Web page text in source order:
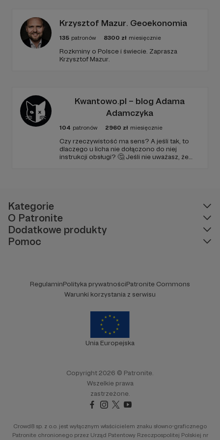
platformę z tekstami, zdjęciami, wideo o
unikatowej jakości, powiększyć nasz zespół
redakcyjny.
Jeśli nadajecie na tych samych falach, to
Krzysztof Mazur. Geoekonomia
135 patronów 8300 zł miesięcznie
Rozkminy o Polsce i świecie. Zaprasza
Krzysztof Mazur.
Kwantowo.pl – blog Adama
Adamczyka
104 patronów 2960 zł miesięcznie
Czy rzeczywistość ma sens? A jeśli tak, to
dlaczego u licha nie dołączono do niej
instrukcji obsługi? 🤔 Jeśli nie uważasz, że
Kategorie
O Patronite
Dodatkowe produkty
Pomoc
RegulaminPolityka prywatnościPatronite Commons
Warunki korzystania z serwisu
Unia Europejska
Copyright 2026 © Patronite.
Wszelkie prawa
zastrzeżone.
Crowd8 sp. z o.o. jest wyłącznym właścicielem znaku słowno-graficznego
Patronite chronionego przez Urząd Patentowy Rzeczpospolitej Polskiej nr